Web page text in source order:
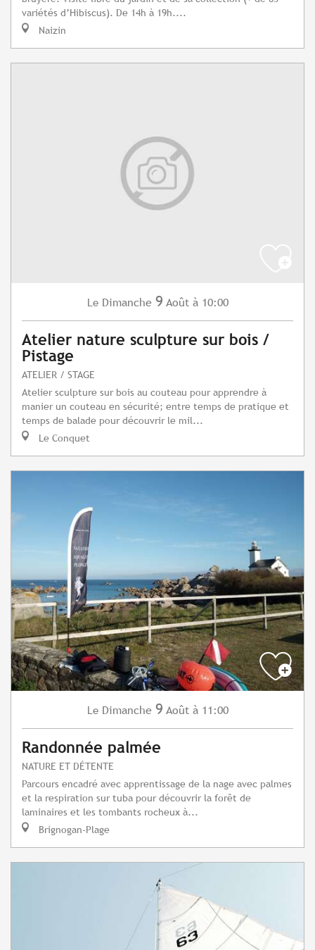
variétés d’Hibiscus). De 14h à 19h....
Naizin
Le Dimanche 9 Août à 10:00
Atelier nature sculpture sur bois /
Pistage
ATELIER / STAGE
Atelier sculpture sur bois au couteau pour apprendre à
manier un couteau en sécurité; entre temps de pratique et
temps de balade pour découvrir le mil...
Le Conquet
Le Dimanche 9 Août à 11:00
Randonnée palmée
NATURE ET DÉTENTE
Parcours encadré avec apprentissage de la nage avec palmes
et la respiration sur tuba pour découvrir la forêt de
laminaires et les tombants rocheux à...
Brignogan-Plage